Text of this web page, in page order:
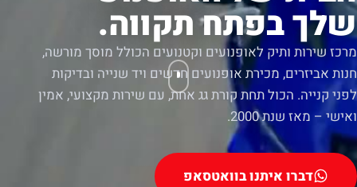
שלך בפתח תקווה.
מרכז שירות ותיק לאופנועים וקטנועים הכולל מוסך מורשה,
חנות אביזרים, מכירת אופנועים חדשים ויד שנייה ובדיקות
לפני קנייה. הכול תחת קורת גג אחת, עם שירות מקצועי, אמין
ואישי – מאז שנת 2000.
דברו איתנו בוואטסאפ